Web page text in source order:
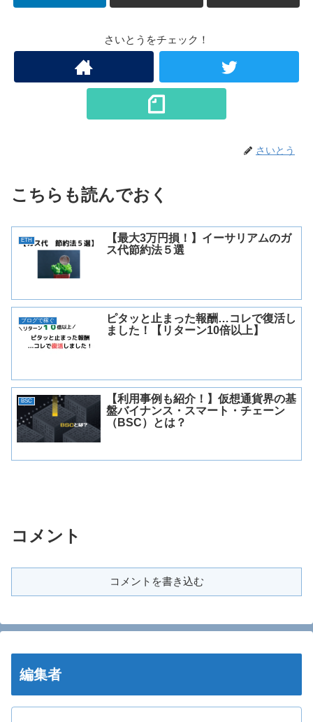
さいとうをチェック！
さいとう
こちらも読んでおく
ETH
【最大3万円損！】イーサリアムのガ
ス代節約法５選
ブログで稼ぐ
ピタッと止まった報酬…コレで復活し
ました！【リターン10倍以上】
BSC
【利用事例も紹介！】仮想通貨界の基
盤バイナンス・スマート・チェーン
（BSC）とは？
コメント
コメントを書き込む
編集者